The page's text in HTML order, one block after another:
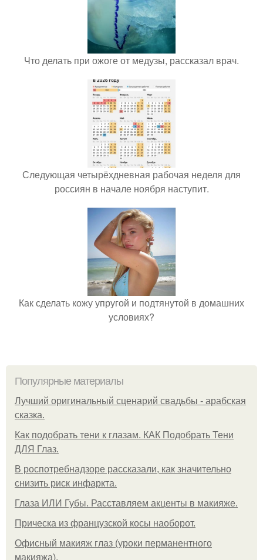
Что делать при ожоге от медузы, рассказал врач.
Следующая четырёхдневная рабочая неделя для
россиян в начале ноября наступит.
Как сделать кожу упругой и подтянутой в домашних
условиях?
Популярные материалы
Лучший оригинальный сценарий свадьбы - арабская
сказка.
Как подобрать тени к глазам. КАК Подобрать Тени
ДЛЯ Глаз.
В роспотребнадзоре рассказали, как значительно
снизить риск инфаркта.
Глаза ИЛИ Губы. Расставляем акценты в макияже.
Прическа из французской косы наоборот.
Офисный макияж глаз (уроки перманентного
макияжа).